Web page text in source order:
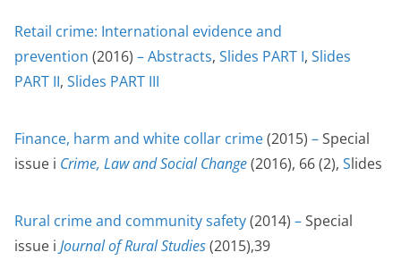
Retail crime: International evidence and
prevention (2016) –Abstracts, Slides PART I, Slides
PART II, Slides PART III
Finance, harm and white collar crime(2015) –Special
issue i Crime, Law and Social Change(2016), 66 (2), Slides
Rural crime and community safety(2014) –Special
issue i Journal of Rural Studies(2015),39